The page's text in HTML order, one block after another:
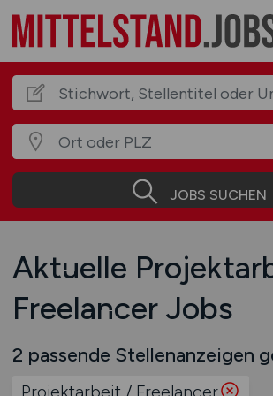
JOBS SUCHEN
Aktuelle
Freelancer Jobs
2 passende Stellenanzeigen
Projektarbeit / Freelancer